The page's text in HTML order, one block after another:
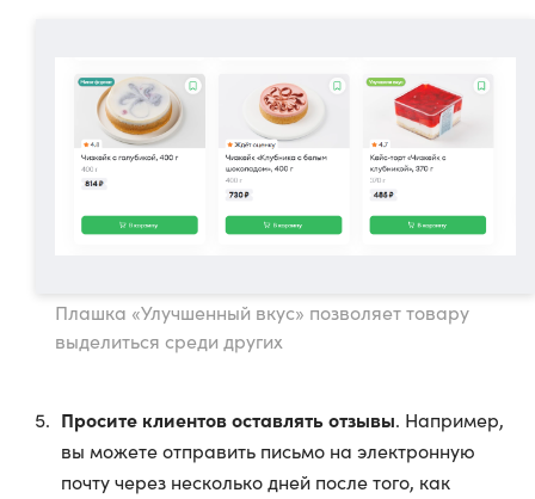
Плашка «Улучшенный вкус» позволяет товару
выделиться среди других
Просите клиентов оставлять отзывы. Например,
вы можете отправить письмо на электронную
почту через несколько дней после того, как